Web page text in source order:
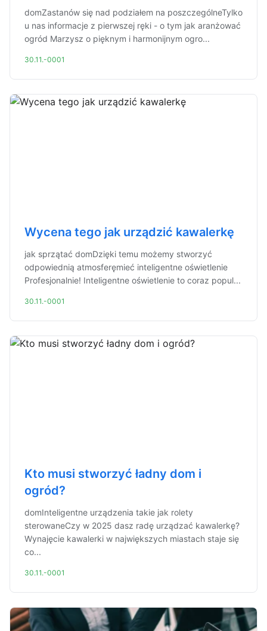
domZastanów się nad podziałem na poszczególneTylko
u nas informacje z pierwszej ręki - o tym jak aranżować
ogród Marzysz o pięknym i harmonijnym ogro...
30.11.-0001
Wycena tego jak urządzić kawalerkę
jak sprzątać domDzięki temu możemy stworzyć
odpowiednią atmosferęmieć inteligentne oświetlenie
Profesjonalnie! Inteligentne oświetlenie to coraz popul...
30.11.-0001
Kto musi stworzyć ładny dom i
ogród?
domInteligentne urządzenia takie jak rolety
sterowaneCzy w 2025 dasz radę urządzać kawalerkę?
Wynajęcie kawalerki w największych miastach staje się
co...
30.11.-0001